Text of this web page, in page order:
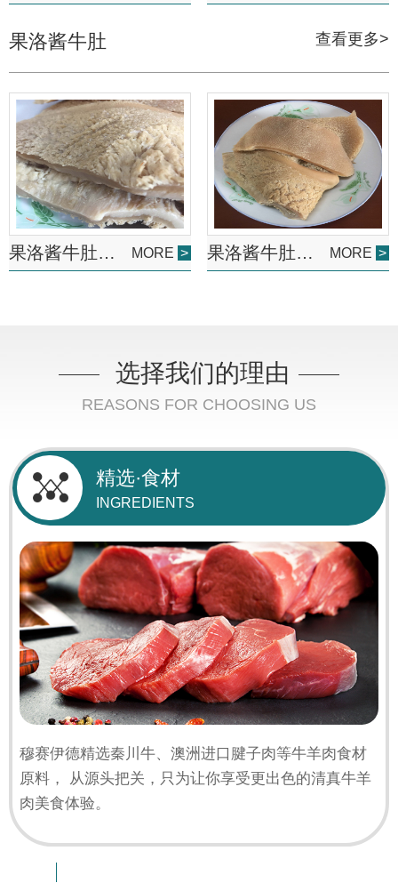
果洛酱牛肚 查看更多>
果洛酱牛肚批发 MORE > 果洛酱牛肚厂家 MORE >
选择我们的理由
REASONS FOR CHOOSING US
精选·食材
INGREDIENTS
穆赛伊德精选秦川牛、澳洲进口腱子肉等牛羊肉食材
原料， 从源头把关，只为让你享受更出色的清真牛羊
肉美食体验。